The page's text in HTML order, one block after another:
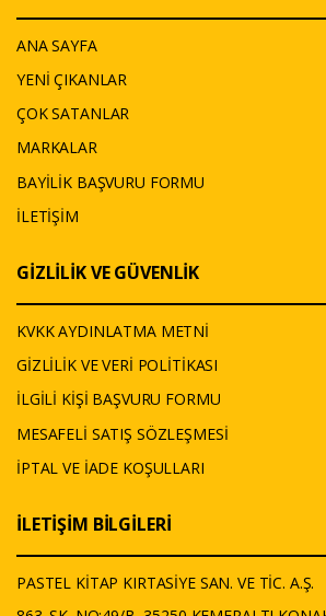
ANA SAYFA
YENİ ÇIKANLAR
ÇOK SATANLAR
MARKALAR
BAYİLİK BAŞVURU FORMU
İLETİŞİM
GİZLİLİK VE GÜVENLİK
KVKK AYDINLATMA METNİ
GİZLİLİK VE VERİ POLİTİKASI
İLGİLİ KİŞİ BAŞVURU FORMU
MESAFELİ SATIŞ SÖZLEŞMESİ
İPTAL VE İADE KOŞULLARI
İLETİŞİM BİLGİLERİ
PASTEL KİTAP KIRTASİYE SAN. VE TİC. A.Ş.